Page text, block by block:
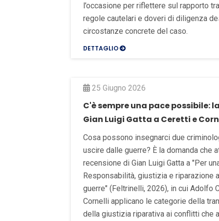
l’occasione per riflettere sul rapporto
regole cautelari e doveri di diligenza
circostanze concrete del caso.
DETTAGLIO
25 Giugno 2026
C'è sempre una pace possibile:
Gian Luigi Gatta a Ceretti e
Cosa possono insegnarci due
uscire dalle guerre? È la domanda che
recensione di Gian Luigi Gatta a "Per
Responsabilità, giustizia e riparazione
guerre" (Feltrinelli, 2026), in cui Adolfo
Cornelli applicano le categorie della
della giustizia riparativa ai conflitti che